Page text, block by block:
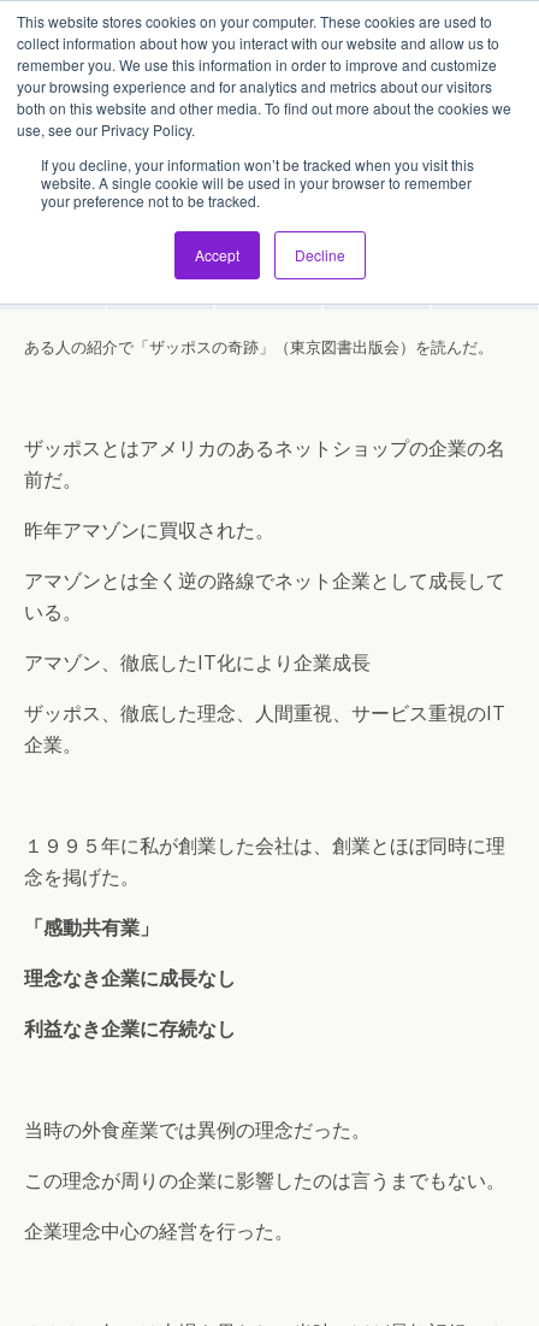
This website stores cookies on your computer. These cookies are used to
collect information about how you interact with our website and allow us to
remember you. We use this information in order to improve and customize
your browsing experience and for analytics and metrics about our visitors
both on this website and other media. To find out more about the cookies we
use, see our Privacy Policy.
If you decline, your information won’t be tracked when you visit this
website. A single cookie will be used in your browser to remember
your preference not to be tracked.
Accept Decline
アセンティア・ホールディングス(AssentiaHoldings)
ザッポスの奇跡ー良い本です。
Tweet Pin
ある人の紹介で「ザッポスの奇跡」（東京図書出版会）を読んだ。
ザッポスとはアメリカのあるネットショップの企業の名
前だ。
昨年アマゾンに買収された。
アマゾンとは全く逆の路線でネット企業として成長して
いる。
アマゾン、徹底したIT化により企業成長
ザッポス、徹底した理念、人間重視、サービス重視のIT
企業。
１９９５年に私が創業した会社は、創業とほぼ同時に理
念を掲げた。
「感動共有業」
理念なき企業に成長なし
利益なき企業に存続なし
当時の外食産業では異例の理念だった。
この理念が周りの企業に影響したのは言うまでもない。
企業理念中心の経営を行った。